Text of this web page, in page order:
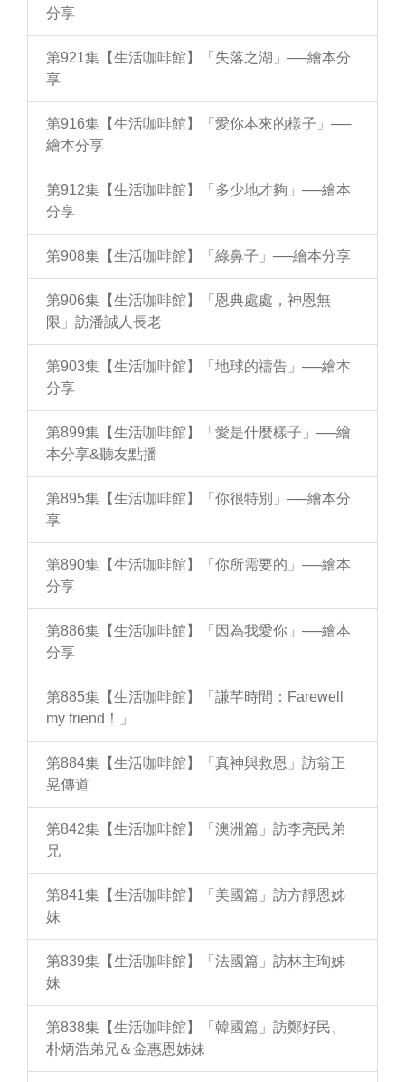
分享
第921集【生活咖啡館】「失落之湖」──繪本分
享
第916集【生活咖啡館】「愛你本來的樣子」──
繪本分享
第912集【生活咖啡館】「多少地才夠」──繪本
分享
第908集【生活咖啡館】「綠鼻子」──繪本分享
第906集【生活咖啡館】「恩典處處，神恩無
限」訪潘誠人長老
第903集【生活咖啡館】「地球的禱告」──繪本
分享
第899集【生活咖啡館】「愛是什麼樣子」──繪
本分享&聽友點播
第895集【生活咖啡館】「你很特別」──繪本分
享
第890集【生活咖啡館】「你所需要的」──繪本
分享
第886集【生活咖啡館】「因為我愛你」──繪本
分享
第885集【生活咖啡館】「謙芊時間：Farewell
my friend！」
第884集【生活咖啡館】「真神與救恩」訪翁正
晃傳道
第842集【生活咖啡館】「澳洲篇」訪李亮民弟
兄
第841集【生活咖啡館】「美國篇」訪方靜恩姊
妹
第839集【生活咖啡館】「法國篇」訪林主珣姊
妹
第838集【生活咖啡館】「韓國篇」訪鄭好民、
朴炳浩弟兄＆金惠恩姊妹